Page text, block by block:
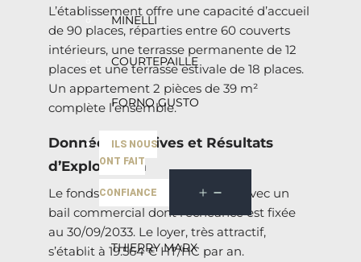
MINELLI
COURTEPAILLE
FORNO GUSTO
ILS NOUS
ONT FAIT
CONFIANCE
THIERRY MARX
L’établissement offre une capacité d’accueil
de 90 places, réparties entre 60 couverts
intérieurs, une terrasse permanente de 12
places et une terrasse estivale de 18 places.
Un appartement 2 pièces de 39 m²
complète l’ensemble.
Données Locatives et Résultats
d’Exploitation
Le fonds de commerce est cédé avec un
bail commercial dont l’échéance est fixée
au 30/09/2033. Le loyer, très attractif,
s’établit à 19.564 € HT/HC par an.